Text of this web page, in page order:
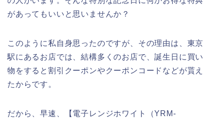
があってもいいと思いませんか？
このように私自身思ったのですが、その理由は、東京
駅にあるお店では、結構多くのお店で、誕生日に買い
物をすると割引クーポンやクーポンコードなどが貰え
たからです。
だから、早速、【電子レンジホワイト（YRM-